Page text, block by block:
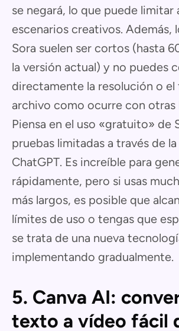
se negará, lo que puede limitar
escenarios creativos. Además,
Sora suelen ser cortos (hasta
la versión actual) y no puedes
directamente la resolución o
archivo como ocurre con otras
Piensa en el uso «gratuito» de
pruebas limitadas a través de
ChatGPT. Es increíble para
rápidamente, pero si usas
más largos, es posible que
límites de uso o tengas que
se trata de una nueva
implementando gradualmente.
5. Canva AI:
texto a vídeo fácil